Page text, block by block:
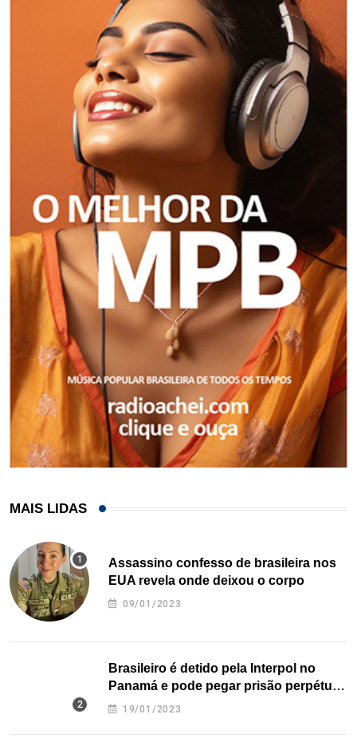
MAIS LIDAS
Assassino confesso de brasileira nos
EUA revela onde deixou o corpo
09/01/2023
Brasileiro é detido pela Interpol no
Panamá e pode pegar prisão perpétua
nos EUA
19/01/2023